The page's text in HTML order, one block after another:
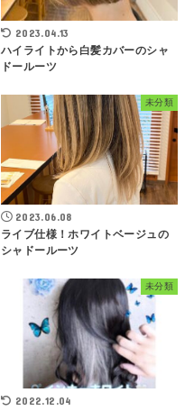
2023.04.13
ハイライトから白髪カバーのシャ
ドールーツ
未分類
2023.06.08
ライブ仕様！ホワイトベージュの
シャドールーツ
未分類
2022.12.04